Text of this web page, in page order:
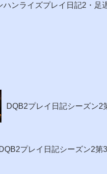
ハンライズプレイ日記2・足
DQB2プレイ日記シーズン2
DQB2プレイ日記シーズン2第